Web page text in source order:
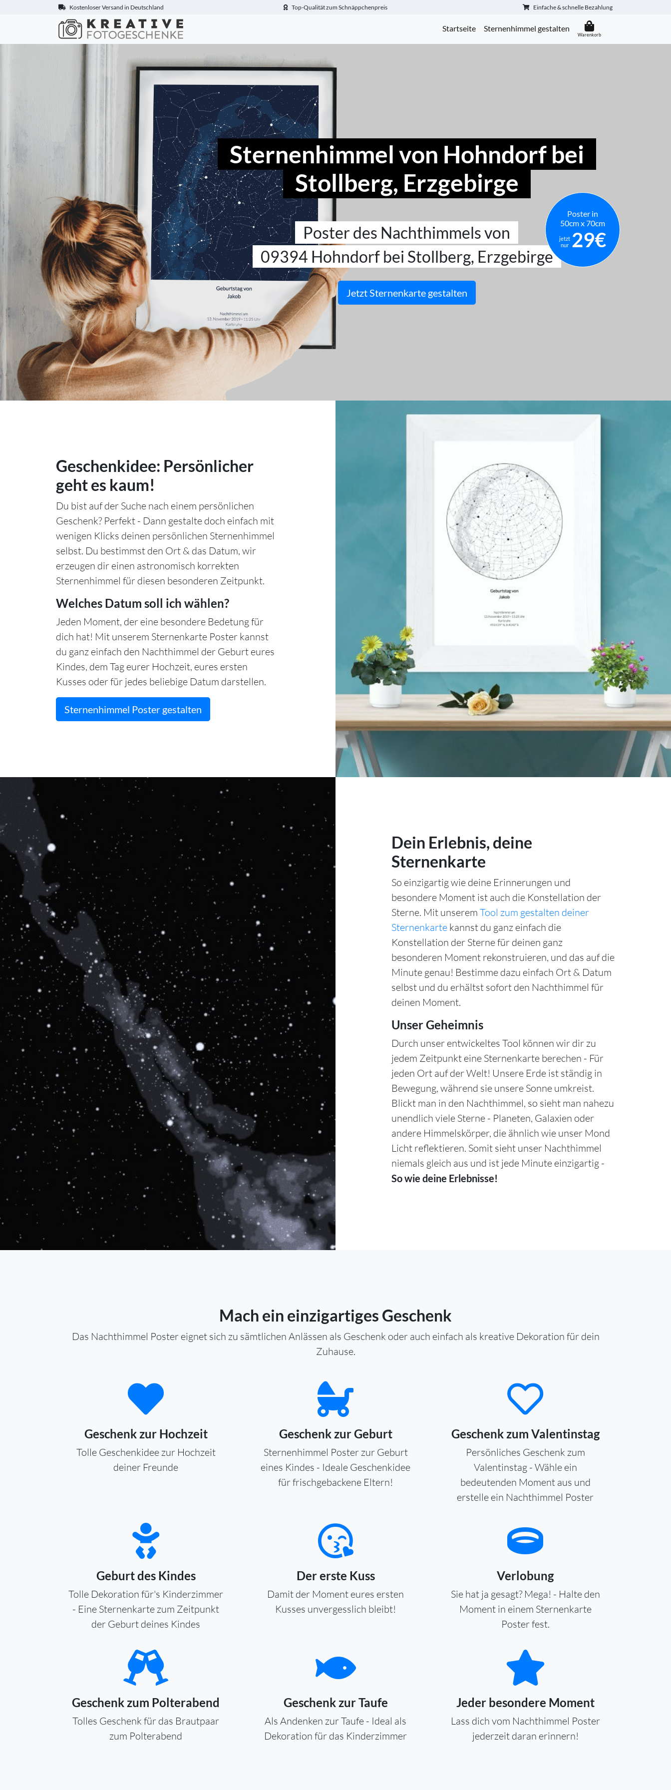
Kostenloser Versand in Deutschland Top-Qualität zum Schnäppchenpreis Einfache & schnelle Bezahlung
Kreative-Fotogeschenke.de Startseite Sternenhimmel gestalten
Sternenhimmel von Hohndorf bei
Stollberg, Erzgebirge
Poster des Nachthimmels von
09394 Hohndorf bei Stollberg, Erzgebirge
Jetzt Sternenkarte gestalten
Poster in
50cm x 70cm
jetzt
nur 29€
Geschenkidee: Persönlicher
geht es kaum!
Du bist auf der Suche nach einem persönlichen
Geschenk? Perfekt - Dann gestalte doch einfach mit
wenigen Klicks deinen persönlichen Sternenhimmel
selbst. Du bestimmst den Ort & das Datum, wir
erzeugen dir einen astronomisch korrekten
Sternenhimmel für diesen besonderen Zeitpunkt.
Welches Datum soll ich wählen?
Jeden Moment, der eine besondere Bedetung für
dich hat! Mit unserem Sternenkarte Poster kannst
du ganz einfach den Nachthimmel der Geburt eures
Kindes, dem Tag eurer Hochzeit, eures ersten
Kusses oder für jedes beliebige Datum darstellen.
Sternenhimmel Poster gestalten
Dein Erlebnis, deine
Sternenkarte
So einzigartig wie deine Erinnerungen und
besondere Moment ist auch die Konstellation der
Sterne. Mit unserem Tool zum gestalten deiner
Sternenkarte kannst du ganz einfach die
Konstellation der Sterne für deinen ganz
besonderen Moment rekonstruieren, und das auf die
Minute genau! Bestimme dazu einfach Ort & Datum
selbst und du erhältst sofort den Nachthimmel für
deinen Moment.
Unser Geheimnis
Durch unser entwickeltes Tool können wir dir zu
jedem Zeitpunkt eine Sternenkarte berechen - Für
jeden Ort auf der Welt! Unsere Erde ist ständig in
Bewegung, während sie unsere Sonne umkreist.
Blickt man in den Nachthimmel, so sieht man nahezu
unendlich viele Sterne - Planeten, Galaxien oder
andere Himmelskörper, die ähnlich wie unser Mond
Licht reflektieren. Somit sieht unser Nachthimmel
niemals gleich aus und ist jede Minute einzigartig -
So wie deine Erlebnisse!
Mach ein einzigartiges Geschenk
Das Nachthimmel Poster eignet sich zu sämtlichen Anlässen als Geschenk oder auch einfach als kreative Dekoration für dein
Zuhause.
Geschenk zur Hochzeit
Tolle Geschenkidee zur Hochzeit
deiner Freunde
Geschenk zur Geburt
Sternenhimmel Poster zur Geburt
eines Kindes - Ideale Geschenkidee
für frischgebackene Eltern!
Geschenk zum Valentinstag
Persönliches Geschenk zum
Valentinstag - Wähle ein
bedeutenden Moment aus und
erstelle ein Nachthimmel Poster
Geburt des Kindes
Tolle Dekoration für's Kinderzimmer
- Eine Sternenkarte zum Zeitpunkt
der Geburt deines Kindes
Der erste Kuss
Damit der Moment eures ersten
Kusses unvergesslich bleibt!
Verlobung
Sie hat ja gesagt? Mega! - Halte den
Moment in einem Sternenkarte
Poster fest.
Geschenk zum Polterabend
Tolles Geschenk für das Brautpaar
zum Polterabend
Geschenk zur Taufe
Als Andenken zur Taufe - Ideal als
Dekoration für das Kinderzimmer
Jeder besondere Moment
Lass dich vom Nachthimmel Poster
jederzeit daran erinnern!